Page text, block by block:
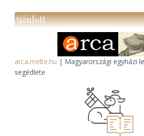
Ajánlott
arca.melte.hu | Magyarországi egyházi
segédlete